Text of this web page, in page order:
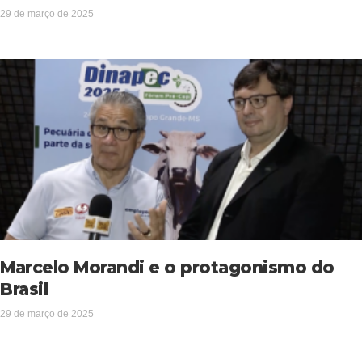
29 de março de 2025
Marcelo Morandi e o protagonismo do
Brasil
29 de março de 2025